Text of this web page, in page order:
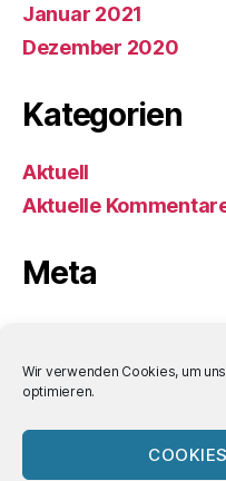
Wir verwenden Cookies, um
optimieren.
Januar 2021
Dezember 2020
Kategorien
Aktuell
Aktuelle
Meta
Eintrags-Feed
Kommentar-Feed
WordPress.org